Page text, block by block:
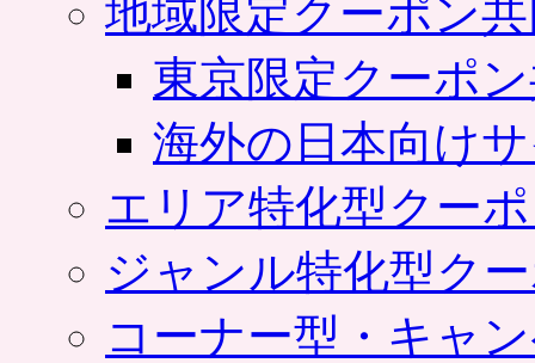
地域限定クーポン
東京限定クーポ
海外の日本向け
エリア特化型クー
ジャンル特化型ク
コーナー型・キャ